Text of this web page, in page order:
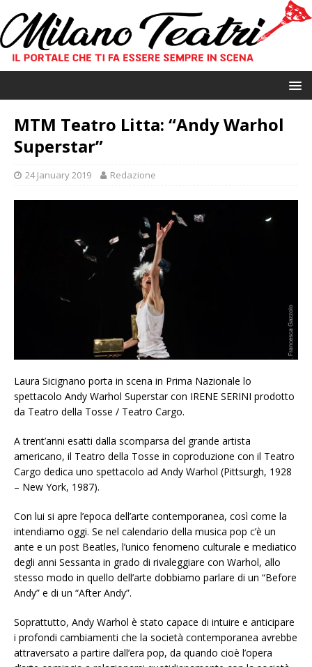
MTM Teatro Litta: “Andy Warhol
Superstar”
24 January 2019 Redazione
Laura Sicignano porta in scena in Prima Nazionale lo
spettacolo Andy Warhol Superstar con IRENE SERINI prodotto
da Teatro della Tosse / Teatro Cargo.
A trent’anni esatti dalla scomparsa del grande artista
americano, il Teatro della Tosse in coproduzione con il Teatro
Cargo dedica uno spettacolo ad Andy Warhol (Pittsurgh, 1928
– New York, 1987).
Con lui si apre l’epoca dell’arte contemporanea, così come la
intendiamo oggi. Se nel calendario della musica pop c’è un
ante e un post Beatles, l’unico fenomeno culturale e mediatico
degli anni Sessanta in grado di rivaleggiare con Warhol, allo
stesso modo in quello dell’arte dobbiamo parlare di un “Before
Andy” e di un “After Andy”.
Soprattutto, Andy Warhol è stato capace di intuire e anticipare
i profondi cambiamenti che la società contemporanea avrebbe
attraversato a partire dall’era pop, da quando cioè l’opera